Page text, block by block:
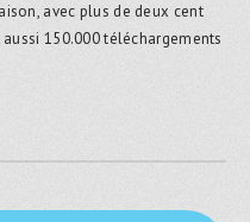
avec plus de deux cent
150.000 téléchargements